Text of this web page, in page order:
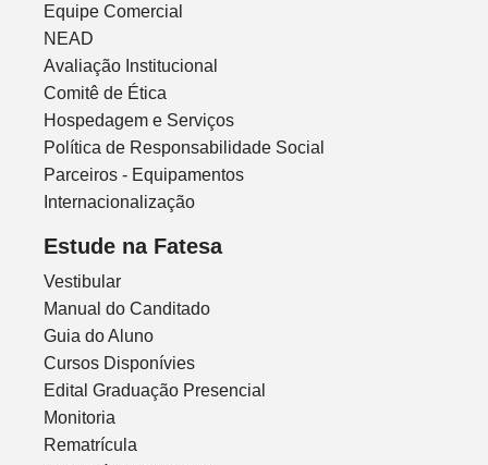
Equipe Comercial
NEAD
Avaliação Institucional
Comitê de Ética
Hospedagem e Serviços
Política de Responsabilidade Social
Parceiros - Equipamentos
Internacionalização
Estude na Fatesa
Vestibular
Manual do Canditado
Guia do Aluno
Cursos Disponívies
Edital Graduação Presencial
Monitoria
Rematrícula